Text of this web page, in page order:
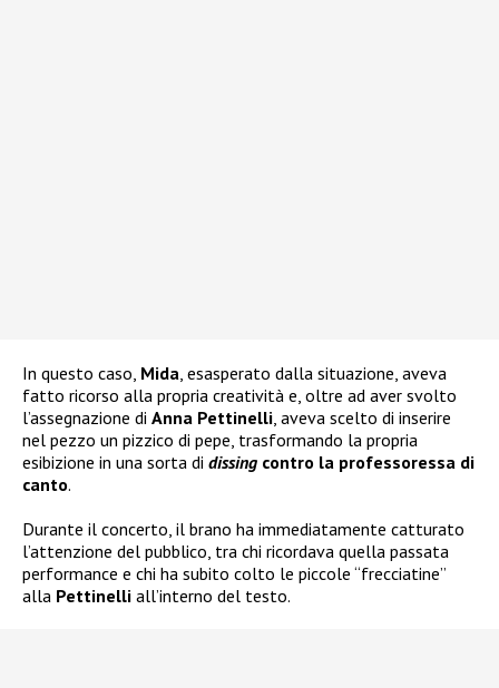
In questo caso, Mida , esasperato dalla situazione, aveva
fatto ricorso alla propria creatività e, oltre ad aver svolto
l’assegnazione di Anna Pettinelli , aveva scelto di inserire
nel pezzo un pizzico di pepe, trasformando la propria
esibizione in una sorta di dissing contro la professoressa di
canto.
Durante il concerto, il brano ha immediatamente catturato
l’attenzione del pubblico, tra chi ricordava quella passata
performance e chi ha subito colto le piccole “frecciatine”
alla Pettinelli all’interno del testo.